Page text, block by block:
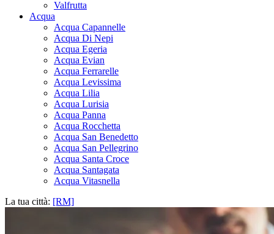
Valfrutta
Acqua
Acqua Capannelle
Acqua Di Nepi
Acqua Egeria
Acqua Evian
Acqua Ferrarelle
Acqua Levissima
Acqua Lilia
Acqua Lurisia
Acqua Panna
Acqua Rocchetta
Acqua San Benedetto
Acqua San Pellegrino
Acqua Santa Croce
Acqua Santagata
Acqua Vitasnella
La tua città: [RM]